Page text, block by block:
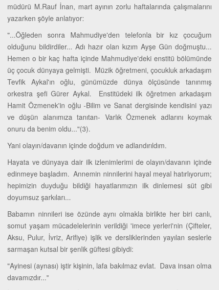
müdürü M.Rauf İnan, mart ayının zorlu haftalarında çalışmalarını
yazarken şöyle anlatıyor:
"...Öğleden sonra Mahmudiye'den telefonla bir kız çocuğum
olduğunu bildirdiler... Adı hazır olan kızım Ayşe Gün doğmuştu...
Hemen o bir kaç hafta içinde Mahmudiye'deki enstitü bölümünde
üç çocuk dünyaya gelmişti. Müzik öğretmeni, çocukluk arkadaşım
Tevfik Aykal'ın oğlu, günümüzde dünya ölçüsünde tanınmış
orkestra şefi Gürer Aykal. Enstitüdeki ilk öğretmen arkadaşım
Hamit Özmenek'in oğlu -Bilim ve Sanat dergisinde kendisini yazı
ve düşün alanımıza tanıtan- Varlık Özmenek adlarını koymak
onuru da benim oldu..."(3).
Yani olayın/davanın içinde doğdum ve adlandırıldım.
Hayata ve dünyaya dair ilk izlenimlerimi de olayın/davanın içinde
edinmeye başladım. Annemin ninnilerini hayal meyal hatırlıyorum;
hepimizin duyduğu bildiği hayatlarımızın ilk dinlemesi süt gibi
doyumsuz şarkıları...
Babamın ninnileri ise özünde aynı olmakla birlikte her biri canlı,
somut yaşam mücadelelerinin verildiği 'imece yerleri'nin (Çifteler,
Aksu, Pulur, İvriz, Arifiye) işlik ve dersliklerinden yayılan seslerle
sarmaşan kutsal bir şenlik güftesi gibiydi:
"Ayinesi (aynası) iştir kişinin, lafa bakılmaz evlat. Dava insan olma
davamızdır..."